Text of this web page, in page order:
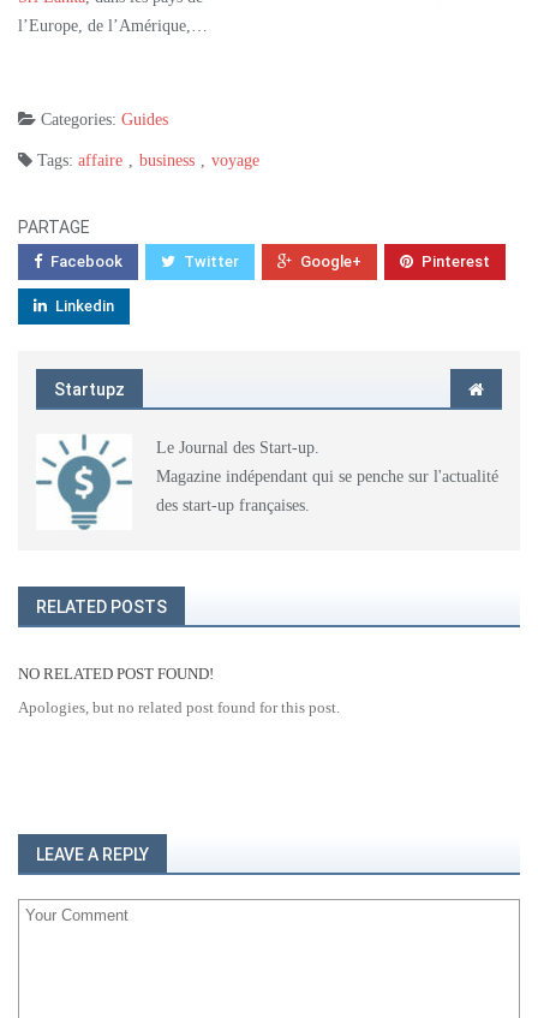
l’Europe, de l’Amérique,…
Categories: Guides
Tags: affaire business voyage
PARTAGE
Facebook Twitter Google+ Pinterest
Linkedin
Startupz
Le Journal des Start-up.
Magazine indépendant qui se penche sur l'actualité
des start-up françaises.
RELATED POSTS
NO RELATED POST FOUND!
Apologies, but no related post found for this post.
LEAVE A REPLY